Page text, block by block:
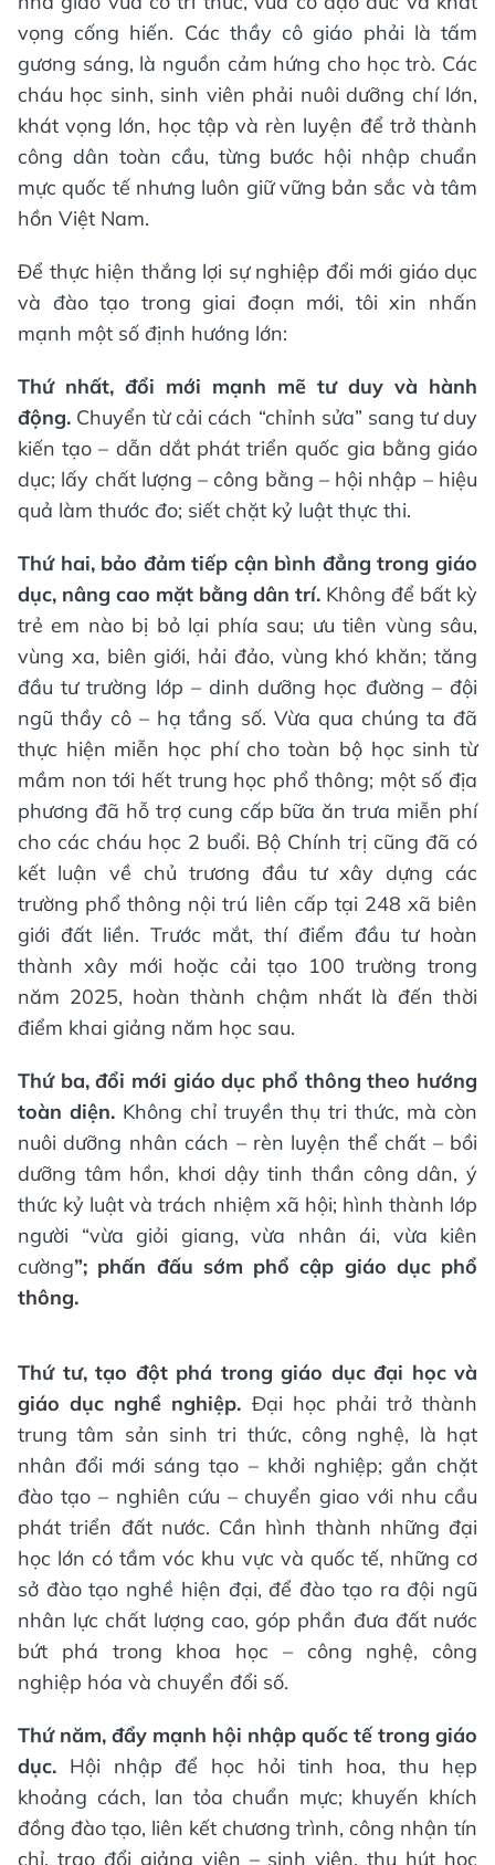
vọng cống hiến. Các thầy cô giáo phải là tấm
gương sáng, là nguồn cảm hứng cho học trò. Các
cháu học sinh, sinh viên phải nuôi dưỡng chí lớn,
khát vọng lớn, học tập và rèn luyện để trở thành
công dân toàn cầu, từng bước hội nhập chuẩn
mực quốc tế nhưng luôn giữ vững bản sắc và tâm
hồn Việt Nam.
Để thực hiện thắng lợi sự nghiệp đổi mới giáo dục
và đào tạo trong giai đoạn mới, tôi xin nhấn
mạnh một số định hướng lớn:
Thứ nhất, đổi mới mạnh mẽ tư duy và hành
động. Chuyển từ cải cách “chỉnh sửa” sang tư duy
kiến tạo – dẫn dắt phát triển quốc gia bằng giáo
dục; lấy chất lượng – công bằng – hội nhập – hiệu
quả làm thước đo; siết chặt kỷ luật thực thi.
Thứ hai, bảo đảm tiếp cận bình đẳng trong giáo
dục, nâng cao mặt bằng dân trí. Không để bất kỳ
trẻ em nào bị bỏ lại phía sau; ưu tiên vùng sâu,
vùng xa, biên giới, hải đảo, vùng khó khăn; tăng
đầu tư trường lớp – dinh dưỡng học đường – đội
ngũ thầy cô – hạ tầng số. Vừa qua chúng ta đã
thực hiện miễn học phí cho toàn bộ học sinh từ
mầm non tới hết trung học phổ thông; một số địa
phương đã hỗ trợ cung cấp bữa ăn trưa miễn phí
cho các cháu học 2 buổi. Bộ Chính trị cũng đã có
kết luận về chủ trương đầu tư xây dựng các
trường phổ thông nội trú liên cấp tại 248 xã biên
giới đất liền. Trước mắt, thí điểm đầu tư hoàn
thành xây mới hoặc cải tạo 100 trường trong
năm 2025, hoàn thành chậm nhất là đến thời
điểm khai giảng năm học sau.
Thứ ba, đổi mới giáo dục phổ thông theo hướng
toàn diện.Không chỉ truyền thụ tri thức, mà còn
nuôi dưỡng nhân cách – rèn luyện thể chất – bồi
dưỡng tâm hồn, khơi dậy tinh thần công dân, ý
thức kỷ luật và trách nhiệm xã hội; hình thành lớp
người “vừa giỏi giang, vừa nhân ái, vừa kiên
cường”; phấn đấu sớm phổ cập giáo dục phổ
thông.
Thứ tư, tạo đột phá trong giáo dục đại học và
giáo dục nghề nghiệp. Đại học phải trở thành
trung tâm sản sinh tri thức, công nghệ, là hạt
nhân đổi mới sáng tạo – khởi nghiệp; gắn chặt
đào tạo – nghiên cứu – chuyển giao với nhu cầu
phát triển đất nước. Cần hình thành những đại
học lớn có tầm vóc khu vực và quốc tế, những cơ
sở đào tạo nghề hiện đại, để đào tạo ra đội ngũ
nhân lực chất lượng cao, góp phần đưa đất nước
bứt phá trong khoa học – công nghệ, công
nghiệp hóa và chuyển đổi số.
Thứ năm, đẩy mạnh hội nhập quốc tế trong giáo
dục. Hội nhập để học hỏi tinh hoa, thu hẹp
khoảng cách, lan tỏa chuẩn mực; khuyến khích
đồng đào tạo, liên kết chương trình, công nhận tín
chỉ, trao đổi giảng viên – sinh viên, thu hút học